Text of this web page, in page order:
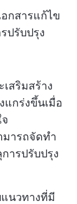
กสารแก้ไข
ปรับปรุง
สริมสร้าง
กร่งขึ้นเมื่อ
ารถจัดทำ
ารปรับปรุง
นวทางที่มี